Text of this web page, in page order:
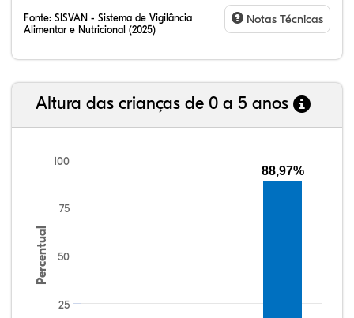
Fonte: SISVAN - Sistema de Vigilância
Alimentar e Nutricional (2025)
Notas Técnicas
Altura das crianças de 0 a 5 anos
Percentual
25
50
75
100
88,97%